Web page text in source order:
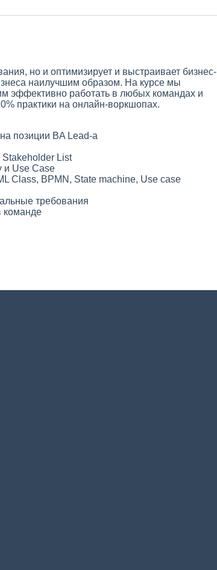
но и оптимизирует и выстраивает бизнес-
наилучшим образом. На курсе мы
эффективно работать в любых командах и
практики на онлайн-воркшопах.
позиции BA Lead-а
Stakeholder List
и Use Case
Class, BPMN, State machine, Use case
требования
команде